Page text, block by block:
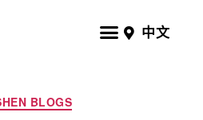
中文
BLOGS